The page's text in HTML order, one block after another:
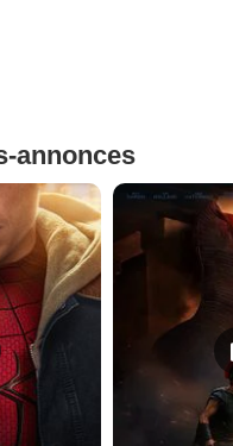
annonces